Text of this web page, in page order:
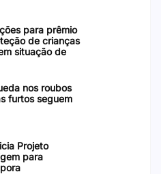
para prêmio
de crianças
situação de
nos roubos
furtos seguem
Projeto
para